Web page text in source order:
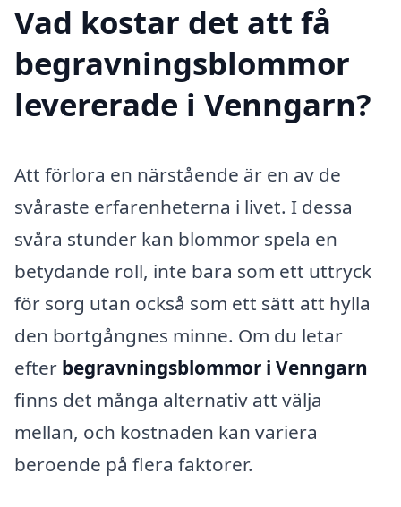
Vad kostar det att få
begravningsblommor
levererade i Venngarn?
Att förlora en närstående är en av de
svåraste erfarenheterna i livet. I dessa
svåra stunder kan blommor spela en
betydande roll, inte bara som ett uttryck
för sorg utan också som ett sätt att hylla
den bortgångnes minne. Om du letar
efter begravningsblommor i Venngarn
finns det många alternativ att välja
mellan, och kostnaden kan variera
beroende på flera faktorer.